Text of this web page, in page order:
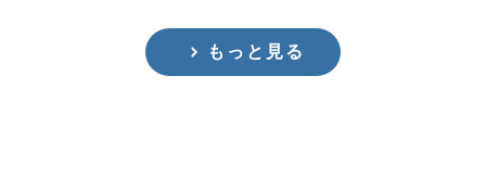
もっと見る